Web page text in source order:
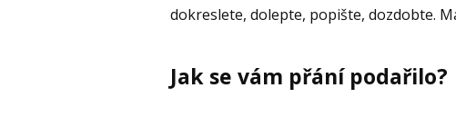
dokreslete, dolepte, popište, dozdobte.
Jak se vám přání podařilo?